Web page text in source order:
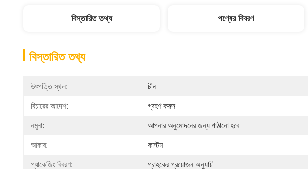
বিস্তারিত তথ্য পণ্যের বিবরণ
বিস্তারিত তথ্য
উৎপত্তি স্থল: চীন
বিচারের আদেশ: গ্রহণ করুন
নমুনা: আপনার অনুমোদনের জন্য পাঠানো হবে
আকার: কাস্টম
প্যাকেজিং বিবরণ: গ্রাহকের প্রয়োজন অনুযায়ী